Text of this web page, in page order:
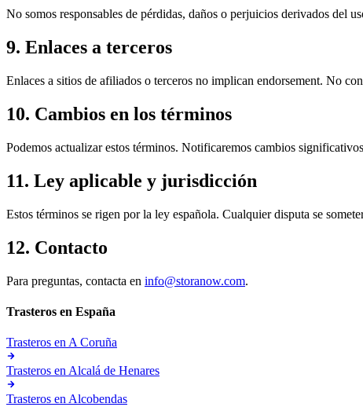
No somos responsables de pérdidas, daños o perjuicios derivados del
9. Enlaces a terceros
Enlaces a sitios de afiliados o terceros no implican endorsement. No
10. Cambios en los términos
Podemos actualizar estos términos. Notificaremos cambios
11. Ley aplicable y jurisdicción
Estos términos se rigen por la ley española. Cualquier disputa se
12. Contacto
Para preguntas, contacta en info@storanow.com.
Trasteros en España
Trasteros en A Coruña
Trasteros en Alcalá de Henares
Trasteros en Alcobendas